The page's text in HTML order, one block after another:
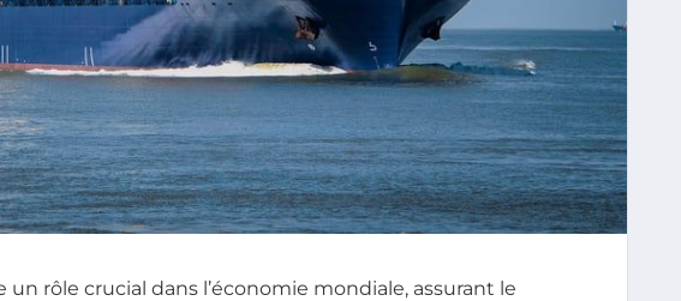
rôle crucial dans l’économie mondiale, assurant le